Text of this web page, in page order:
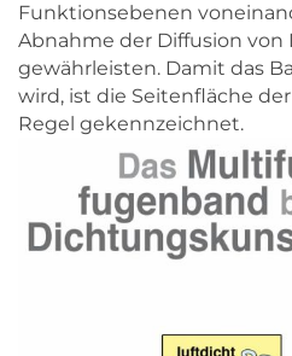
Funktionsebenen
Abnahme der Diffusion von
gewährleisten. Damit das
wird, ist die Seitenfläche
Regel gekennzeichnet.